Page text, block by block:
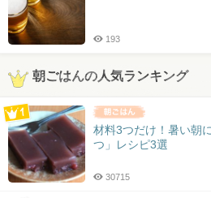
193
朝ごはんの人気ランキング
材料3つだけ！暑い朝
つ」レシピ3選
30715